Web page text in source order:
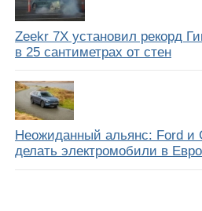
Zeekr 7X установил рекорд
в 25 сантиметрах от стен
Неожиданный альянс: Ford и
делать электромобили в